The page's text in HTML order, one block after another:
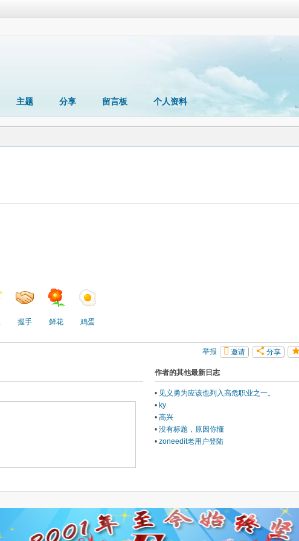
主题 分享 留言板 个人资料
握手 鲜花 鸡蛋
分享
邀请
举报
作者的其他最新日志
• 见义勇为应该也列入高危职业之一。
• ky
•高兴
•没有标题，原因你懂
•zoneedit老用户登陆